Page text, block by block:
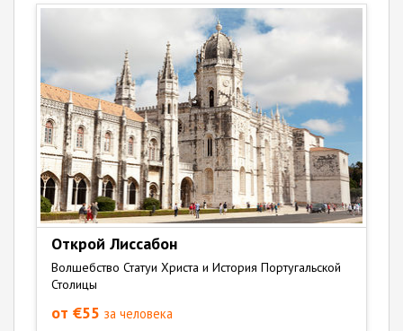
Открой Лиссабон
Волшебство Статуи Христа и История Португальской
Столицы
от €55 за человека